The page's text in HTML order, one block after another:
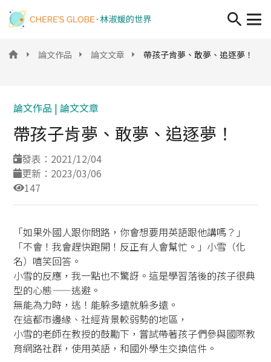
論文作品 論文文章 帶孩子肯夢、敢夢、追逐夢！
論文作品 | 論文文章
帶孩子肯夢、敢夢、追逐夢！
發表：2021/12/04
更新：2023/03/06
147
「如果外國人跟你問路，你會想要用英語跟他講嗎？」
「不會！我會趕快跑開！反正有人會幫忙。」小雪（化
名）嘻笑回答。
小雪的反應，我一點也不驚訝。這是學習落後的孩子很典
型的心態——逃避。
無能為力時，逃！能躲多遠就躲多遠。
在這都市邊緣、社經背景較弱勢的地區，
小雪的老師在教授的鼓勵下，嘗試帶著孩子們參與國際教
育網路社群，使用英語，和國外學生交換信件。